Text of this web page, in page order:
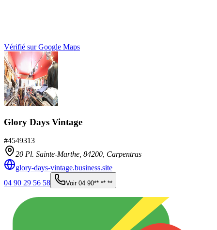
Vérifié sur Google Maps
Glory Days Vintage
#4549313
20 Pl. Sainte-Marthe, 84200, Carpentras
glory-days-vintage.business.site
04 90 29 56 58
Voir 04 90** ** **